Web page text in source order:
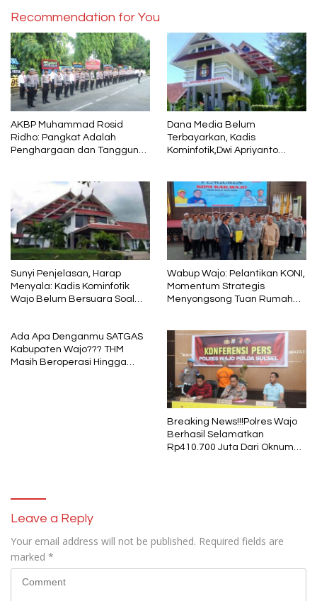
Recommendation for You
AKBP Muhammad Rosid
Ridho: Pangkat Adalah
Penghargaan dan Tanggung
Dana Media Belum
Terbayarkan, Kadis
Kominfotik,Dwi Apriyanto
Sunyi Penjelasan, Harap
Menyala: Kadis Kominfotik
Wajo Belum Bersuara Soal
Wabup Wajo: Pelantikan KONI,
Momentum Strategis
Menyongsong Tuan Rumah
Ada Apa Denganmu SATGAS
Kabupaten Wajo??? THM
Masih Beroperasi Hingga
Breaking News!!!Polres Wajo
Berhasil Selamatkan
Rp410.700 Juta Dari Oknum
Leave a Reply
Your email address will not be published. Required fields are
marked *